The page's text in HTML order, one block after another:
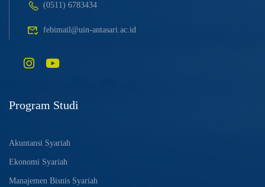
(0511) 6783434
febimail@uin-antasari.ac.id
Program Studi
Akuntansi Syariah
Ekonomi Syariah
Manajemen Bisnis Syariah